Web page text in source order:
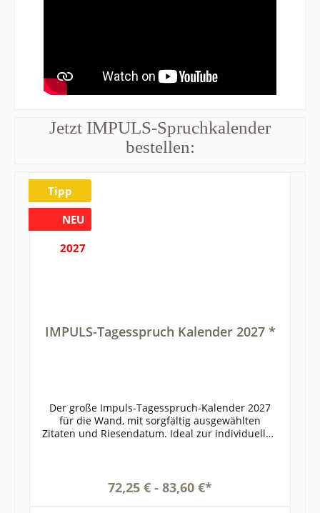
Jetzt IMPULS-Spruchkalender
bestellen:
Tipp
NEU
2027
IMPULS-Tagesspruch Kalender 2027 *
Der große Impuls-Tagesspruch-Kalender 2027
für die Wand, mit sorgfältig ausgewählten
Zitaten und Riesendatum. Ideal zur individuellen
IMPULSEN Tag für Tag! Die Vorteile des Impuls-
Sprüchekalenders 2027 werden Sie
72,25 € - 83,60 €*